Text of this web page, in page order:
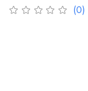
(0)